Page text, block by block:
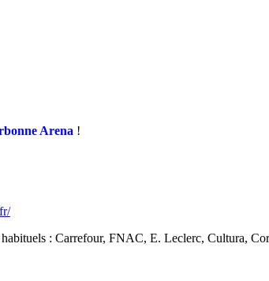
Arena !
: Carrefour, FNAC, E. Leclerc, Cultura,